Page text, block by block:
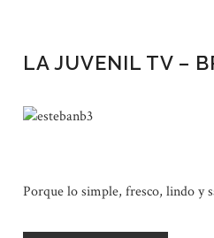
LA JUVENIL TV –
Porque lo simple, fresco, lindo y